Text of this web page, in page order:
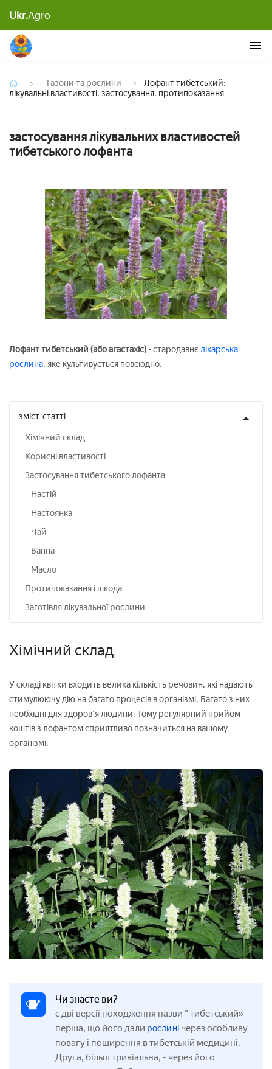
Ukr.Agroзастосування, протипоказання
Газони та рослини
Лофант тибетський:
лікувальні властивості, застосування, протипоказання
застосування лікувальних властивостей
тибетського лофанта
Лофант тибетський (або агастахіс) - стародавнє лікарська
рослина, яке культивується повсюдно.
зміст статті
Хімічний склад
Корисні властивості
Застосування тибетського лофанта
Настій
Настоянка
Чай
Ванна
Масло
Протипоказання і шкода
Заготівля лікувальної рослини
Хімічний склад
У складі квітки входить велика кількість речовин, які надають
стимулюючу дію на багато процесів в організмі. Багато з них
необхідні для здоров'я людини. Тому регулярний прийом
коштів з лофантом сприятливо позначиться на вашому
організмі.
Чи знаєте ви?
є дві версії походження назви " тибетський» -
перша, що його дали рослині через особливу
повагу і поширення в тибетській медицині.
Друга, більш тривіальна, - через його